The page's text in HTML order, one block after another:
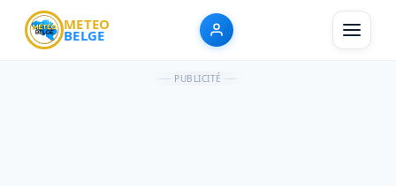
METEO
BELGE
PUBLICITÉ